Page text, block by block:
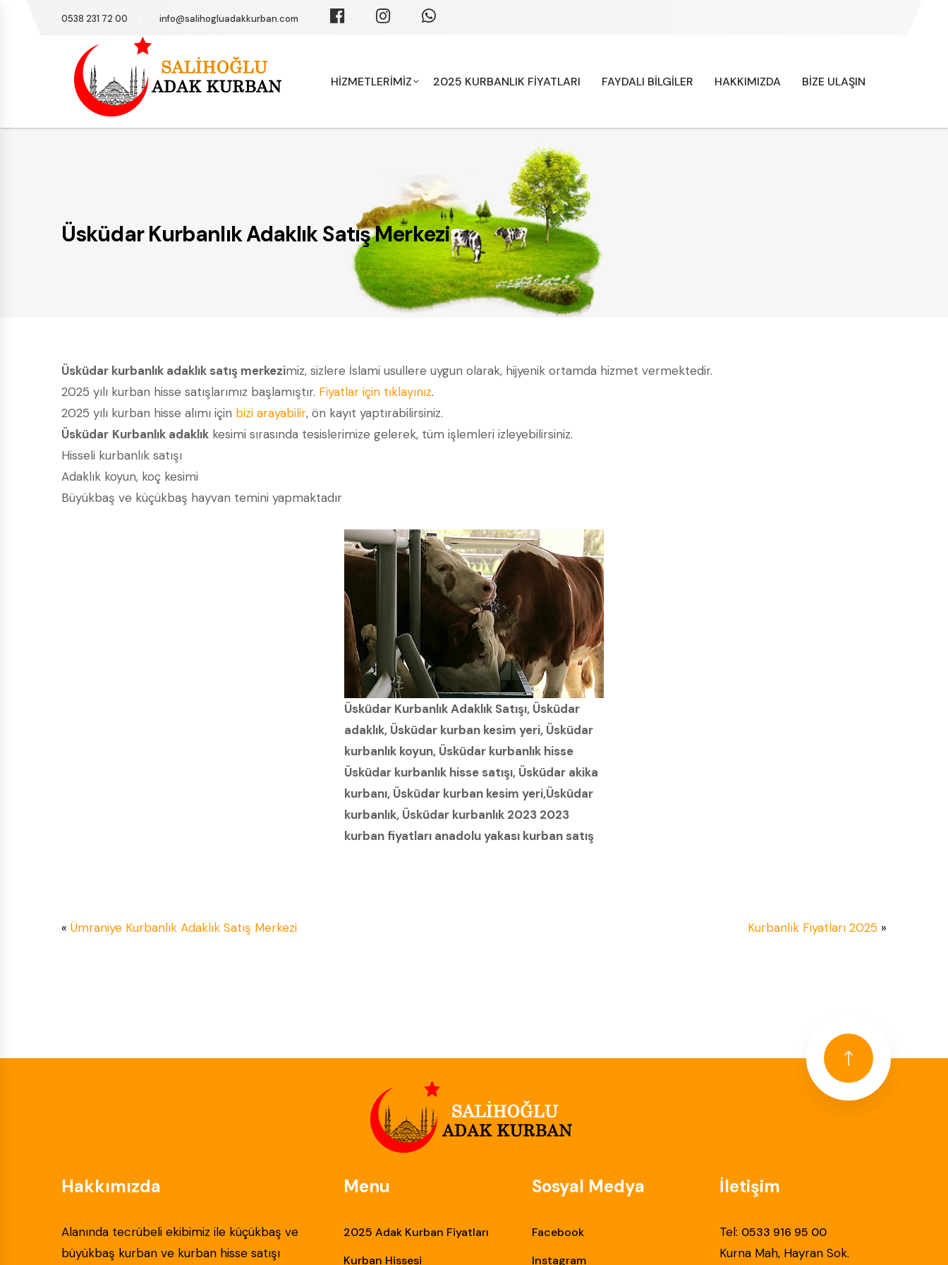
0538 231 72 00 info@salihogluadakkurban.com
HİZMETLERİMİZ 2025 KURBANLIK FİYATLARI FAYDALI BİLGİLER HAKKIMIZDA BİZE ULAŞIN
Üsküdar Kurbanlık Adaklık Satış Merkezi
Üsküdar kurbanlık adaklık satış merkezimiz, sizlere İslami usullere uygun olarak, hijyenik ortamda hizmet vermektedir.
2025 yılı kurban hisse satışlarımız başlamıştır. Fiyatlar için tıklayınız.
2025 yılı kurban hisse alımı için bizi arayabilir, ön kayıt yaptırabilirsiniz.
Üsküdar Kurbanlık adaklık kesimi sırasında tesislerimize gelerek, tüm işlemleri izleyebilirsiniz.
Hisseli kurbanlık satışı
Adaklık koyun, koç kesimi
Büyükbaş ve küçükbaş hayvan temini yapmaktadır
Üsküdar Kurbanlık Adaklık Satışı, Üsküdar
adaklık, Üsküdar kurban kesim yeri, Üsküdar
kurbanlık koyun, Üsküdar kurbanlık hisse
Üsküdar kurbanlık hisse satışı, Üsküdar akika
kurbanı, Üsküdar kurban kesim yeri,Üsküdar
kurbanlık, Üsküdar kurbanlık 2023 2023
kurban fiyatları anadolu yakası kurban satış
« Ümraniye Kurbanlık Adaklık Satış Merkezi Kurbanlık Fiyatları 2025 »
Hakkımızda
Alanında tecrübeli ekibimiz ile küçükbaş ve
büyükbaş kurban ve kurban hisse satışı
Menu
2025 Adak Kurban Fiyatları
Kurban Hissesi
Sosyal Medya
Facebook
Instagram
İletişim
Tel: 0533 916 95 00
Kurna Mah, Hayran Sok.